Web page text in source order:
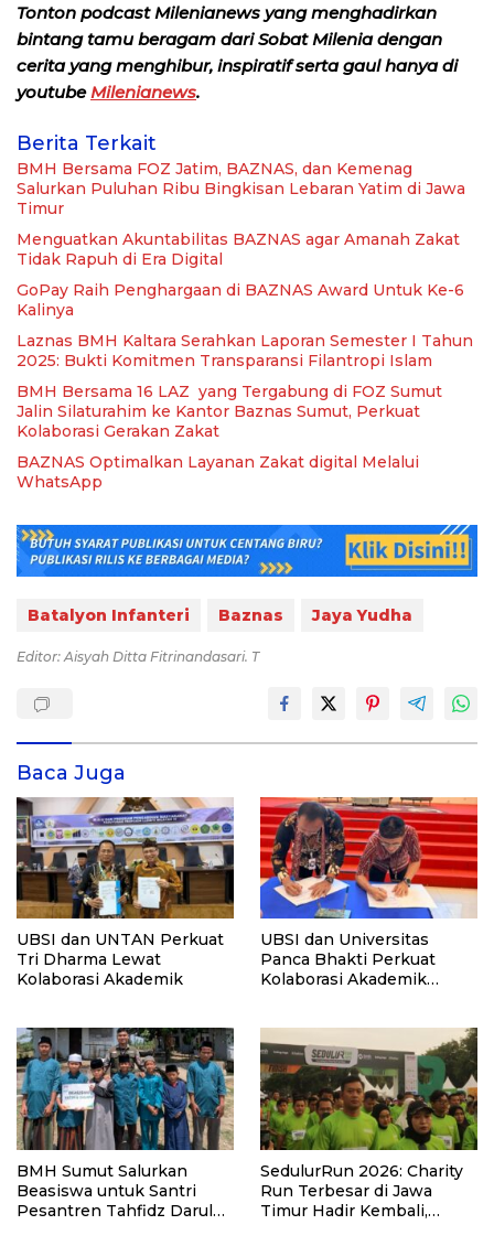
Tonton podcast Milenianews yang menghadirkan
bintang tamu beragam dari Sobat Milenia dengan
cerita yang menghibur, inspiratif serta gaul hanya di
youtubeMilenianews.
Berita Terkait
BMH Bersama FOZ Jatim, BAZNAS, dan Kemenag
Salurkan Puluhan Ribu Bingkisan Lebaran Yatim di Jawa
Timur
Menguatkan Akuntabilitas BAZNAS agar Amanah Zakat
Tidak Rapuh di Era Digital
GoPay Raih Penghargaan di BAZNAS Award Untuk Ke-6
Kalinya
Laznas BMH Kaltara Serahkan Laporan Semester I Tahun
2025: Bukti Komitmen Transparansi Filantropi Islam
BMH Bersama 16 LAZ yang Tergabung di FOZ Sumut
Jalin Silaturahim ke Kantor Baznas Sumut, Perkuat
Kolaborasi Gerakan Zakat
BAZNAS Optimalkan Layanan Zakat digital Melalui
WhatsApp
Batalyon Infanteri Baznas Jaya Yudha
Editor: Aisyah Ditta Fitrinandasari. T
Baca Juga
UBSI dan UNTAN Perkuat
Tri Dharma Lewat
Kolaborasi Akademik
UBSI dan Universitas
Panca Bhakti Perkuat
Kolaborasi Akademik
BMH Sumut Salurkan
Beasiswa untuk Santri
Pesantren Tahfidz Darul
SedulurRun 2026: Charity
Run Terbesar di Jawa
Timur Hadir Kembali,